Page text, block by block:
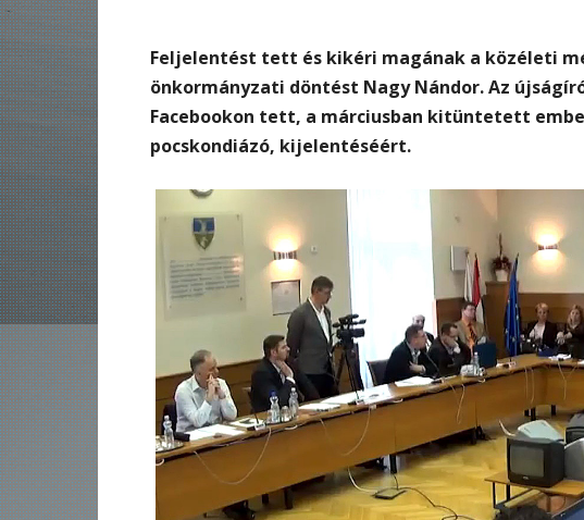
Feljelentést tett és kikéri magának a közéleti
önkormányzati döntést Nagy Nándor. Az
Facebookon tett, a márciusban kitüntetett
pocskondiázó, kijelentéséért.